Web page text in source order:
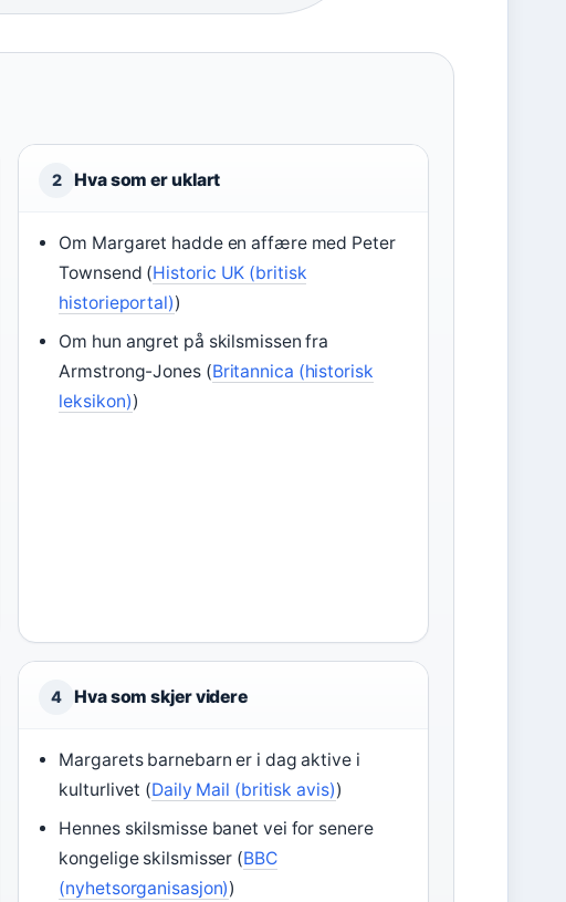
2 Hva som er uklart
Om Margaret hadde en affære med Peter
Townsend (Historic UK (britisk
historieportal))
Om hun angret på skilsmissen fra
Armstrong-Jones (Britannica (historisk
leksikon))
4 Hva som skjer videre
Margarets barnebarn er i dag aktive i
kulturlivet (Daily Mail (britisk avis))
Hennes skilsmisse banet vei for senere
kongelige skilsmisser (BBC
(nyhetsorganisasjon))